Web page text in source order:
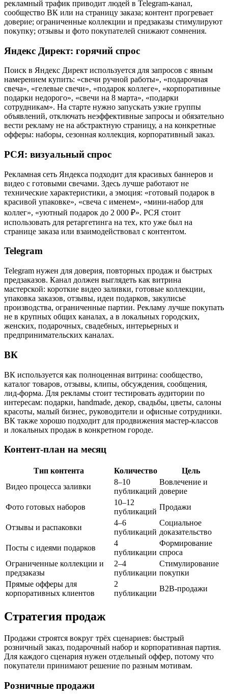
рекламный трафик приводит людей в Telegram-канал,
сообщество ВК или на страницу заказа; контент прогревает
доверие; ограниченные коллекции и предзаказы стимулируют
покупку; отзывы и фото покупателей снижают сомнения.
Яндекс Директ: горячий спрос
Поиск в Яндекс Директ используется для запросов с явным
намерением купить: «свечи ручной работы», «подарочная
свеча», «гелевые свечи», «подарок коллеге», «корпоративные
подарки недорого», «свечи на 8 марта», «подарки
сотрудникам». На старте нужно запускать узкие группы
объявлений, отключать неэффективные запросы и обязательно
вести рекламу не на абстрактную страницу, а на конкретные
офферы: наборы, сезонная коллекция, корпоративный заказ.
РСЯ: визуальный спрос
Рекламная сеть Яндекса подходит для красивых баннеров и
видео с готовыми свечами. Здесь лучше работают не
технические характеристики, а эмоция: «готовый подарок в
красивой упаковке», «свеча с именем», «мини-набор для
коллег», «уютный подарок до 2 000 ₽». РСЯ стоит
использовать для ретаргетинга на тех, кто уже был на
странице заказа или взаимодействовал с контентом.
Telegram
Telegram нужен для доверия, повторных продаж и быстрых
предзаказов. Канал должен выглядеть как витрина
мастерской: короткие видео заливки, готовые коллекции,
упаковка заказов, отзывы, идеи подарков, закулисье
производства, ограниченные партии. Рекламу лучше покупать
не в крупных общих каналах, а в локальных городских,
женских, подарочных, свадебных, интерьерных и
предпринимательских каналах.
ВК
ВК используется как полноценная витрина: сообщество,
каталог товаров, отзывы, клипы, обсуждения, сообщения,
лид-форма. Для рекламы стоит тестировать аудитории по
интересам: подарки, handmade, декор, свадьбы, цветы, салоны
красоты, малый бизнес, руководители и офисные сотрудники.
ВК также хорошо подходит для продвижения мастер-классов
и локальных продаж в конкретном городе.
Контент-план на месяц
Тип контента Количество
Цель
Видео процесса заливки
8–10
публикаций
Вовлечение и
доверие
Фото готовых наборов
10–12
публикаций
Продажи
Отзывы и распаковки
4–6
публикаций
Социальное
доказательство
Посты с идеями подарков
4
публикации
Формирование
спроса
Ограниченные коллекции и
предзаказы
2–4
публикации
Стимулирование
покупки
Прямые офферы для
корпоративных клиентов
2
публикации
B2B-продажи
Стратегия продаж
Продажи строятся вокруг трёх сценариев: быстрый
розничный заказ, подарочный набор и корпоративная партия.
Для каждого сценария нужен отдельный оффер, потому что
покупатели принимают решение по разным мотивам.
Розничные продажи